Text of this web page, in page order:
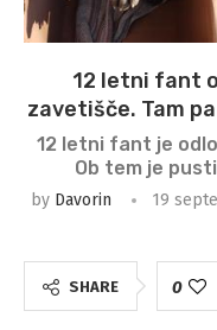
12 letni fant
zavetišče. Tam
12 letni fant je
Ob tem je
by Davorin 19
SHARE 0